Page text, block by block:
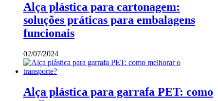
Alça plástica para cartonagem:
soluções práticas para embalagens
funcionais
02/07/2024
Alça plástica para garrafa PET: como